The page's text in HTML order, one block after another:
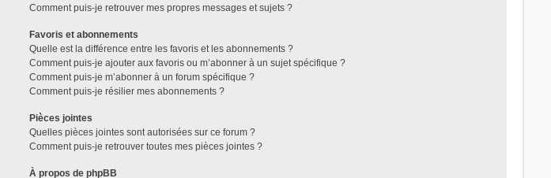
Comment puis-je retrouver mes propres messages et sujets ?
Favoris et abonnements
Quelle est la différence entre les favoris et les abonnements ?
Comment puis-je ajouter aux favoris ou m’abonner à un sujet spécifique ?
Comment puis-je m’abonner à un forum spécifique ?
Comment puis-je résilier mes abonnements ?
Pièces jointes
Quelles pièces jointes sont autorisées sur ce forum ?
Comment puis-je retrouver toutes mes pièces jointes ?
À propos de phpBB